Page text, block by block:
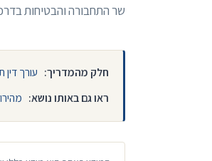
שר התחבורה והבטיחות
חלק מהמדריך: עורך
ראו גם באותו נושא: